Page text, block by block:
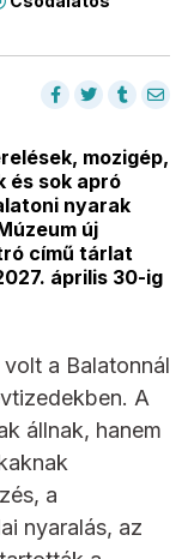
mozigép,
és sok apró
nyarak
új
című tárlat
április 30-ig
a Balatonnál
A
állnak, hanem
a
nyaralás, az